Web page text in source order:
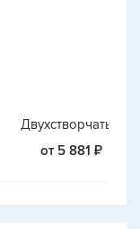
Двухстворчатые
от 5 881 ₽